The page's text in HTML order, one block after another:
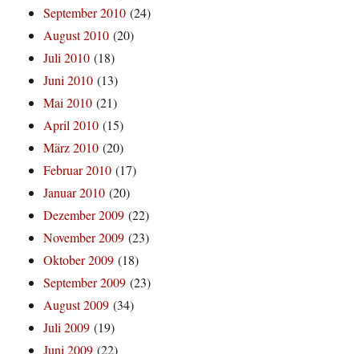
September 2010 (24)
August 2010 (20)
Juli 2010 (18)
Juni 2010 (13)
Mai 2010 (21)
April 2010 (15)
März 2010 (20)
Februar 2010 (17)
Januar 2010 (20)
Dezember 2009 (22)
November 2009 (23)
Oktober 2009 (18)
September 2009 (23)
August 2009 (34)
Juli 2009 (19)
Juni 2009 (22)